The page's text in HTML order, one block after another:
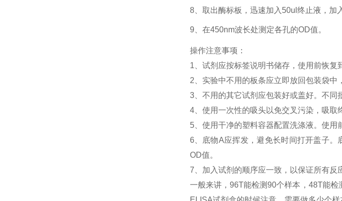
8、取出酶标板，迅速加入50ul终止液，加
9、在450nm波长处测定各孔的OD值。
操作注意事项：
1、 试剂应按标签说明书储存，使用前恢复
2、 实验中不用的板条应立即放回包装袋中
3、 不用的其它试剂应包装好或盖好。不同
4、 使用一次性的吸头以免交叉污染，吸取
5、 使用干净的塑料容器配置洗涤液。使用
6、
底物A应挥发，避免长时间打开盖子。
OD值。
7、加入试剂的顺序应一致，以保证所有反
一般来讲， 96T能检测90个样本，48T能